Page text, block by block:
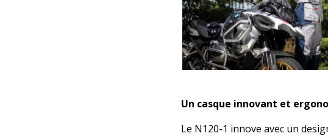
Un casque innovant et
Le N120-1 innove avec un